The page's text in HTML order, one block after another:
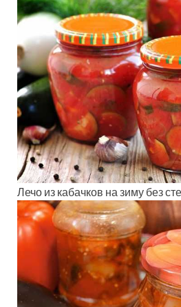
Лечо из кабачков на зиму без